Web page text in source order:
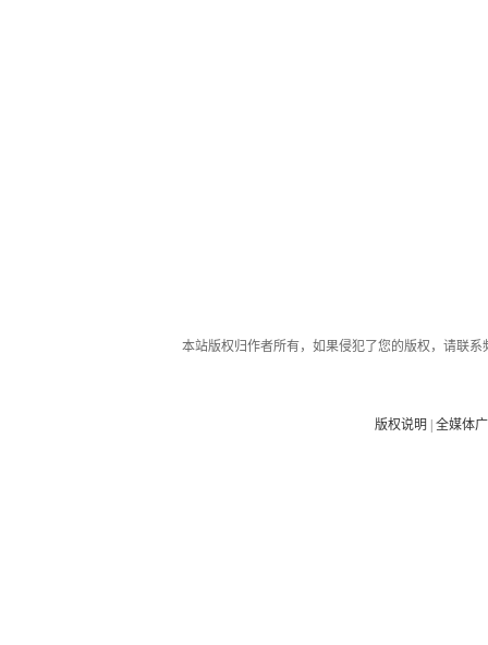
本站版权归作者所有，如果侵犯了您的版权，请联
版权说明 |全媒体